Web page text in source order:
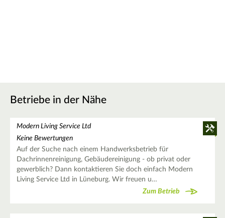
Betriebe in der Nähe
Modern Living Service Ltd
Keine Bewertungen
Auf der Suche nach einem Handwerksbetrieb für
Dachrinnenreinigung, Gebäudereinigung - ob privat oder
gewerblich? Dann kontaktieren Sie doch einfach Modern
Living Service Ltd in Lüneburg. Wir freuen u…
Zum Betrieb